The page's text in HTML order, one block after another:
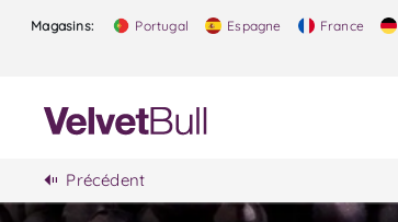
Magasins: Portugal Espagne France
Précédent